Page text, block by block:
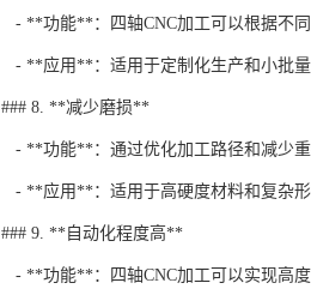
- **功能**：四轴CNC加工可以根据不
- **应用**：适用于定制化生产和小批量
### 8. **减少磨损**
- **功能**：通过优化加工路径和减少
- **应用**：适用于高硬度材料和复杂形
### 9. **自动化程度高**
- **功能**：四轴CNC加工可以实现高